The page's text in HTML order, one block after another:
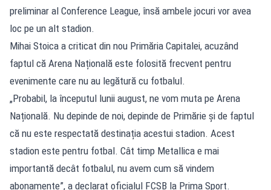
preliminar al Conference League, însă ambele jocuri vor avea
loc pe un alt stadion.
Mihai Stoica a criticat din nou Primăria Capitalei, acuzând
faptul că Arena Națională este folosită frecvent pentru
evenimente care nu au legătură cu fotbalul.
„Probabil, la începutul lunii august, ne vom muta pe Arena
Națională. Nu depinde de noi, depinde de Primărie și de faptul
că nu este respectată destinația acestui stadion. Acest
stadion este pentru fotbal. Cât timp Metallica e mai
importantă decât fotbalul, nu avem cum să vindem
abonamente”, a declarat oficialul FCSB la Prima Sport.